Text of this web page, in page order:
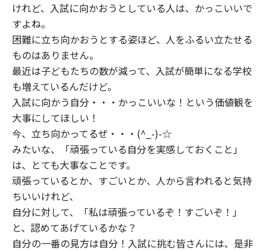
けれど、入試に向かおうとしている人は、かっこいいで
すよね。
困難に立ち向かおうとする姿ほど、人をふるい立たせる
ものはありません。
最近は子どもたちの数が減って、入試が簡単になる学校
も増えているんだけど。
入試に向かう自分・・・かっこいいな！という価値観を
大事にしてほしい！
今、立ち向かってるぜ・・・(^_-)-☆
みたいな、「頑張っている自分を実感しておくこと」
は、とても大事なことです。
頑張っているとか、すごいとか、人から言われると気持
ちいいけれど、
自分に対して、「私は頑張っているぞ！すごいぞ！」
と、認めてあげているかな？
自分の一番の見方は自分！入試に挑む皆さんには、是非